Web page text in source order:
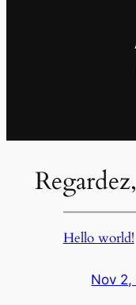
Hello world!
Nov